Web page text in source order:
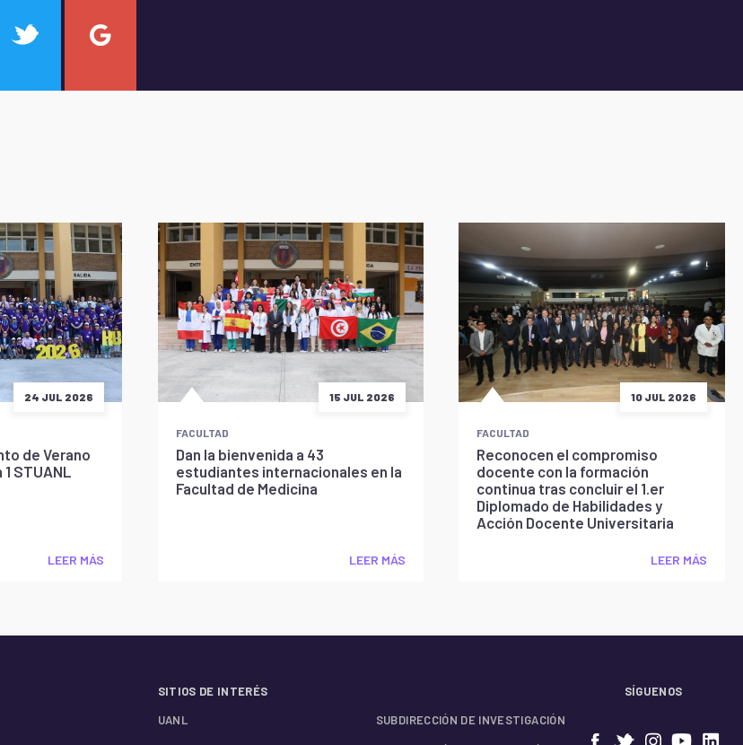
24 JUL 2026
de Verano
STUANL
LEER MÁS
15 JUL 2026
FACULTAD
Dan la bienvenida a 43
estudiantes internacionales en la
Facultad de Medicina
LEER MÁS
10 JUL 2026
FACULTAD
Reconocen el compromiso
docente con la formación
continua tras concluir el 1.er
Diplomado de Habilidades y
Acción Docente Universitaria
LEER MÁS
SITIOS DE INTERÉS
UANL
SUBDIRECCIÓN DE INVESTIGACIÓN
SÍGUENOS